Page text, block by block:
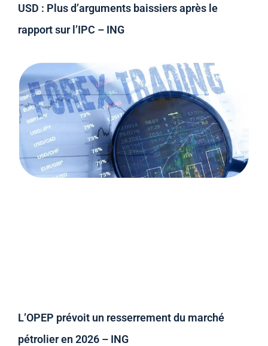
USD : Plus d’arguments baissiers après le
rapport sur l’IPC – ING
L’OPEP prévoit un resserrement du marché
pétrolier en 2026 – ING